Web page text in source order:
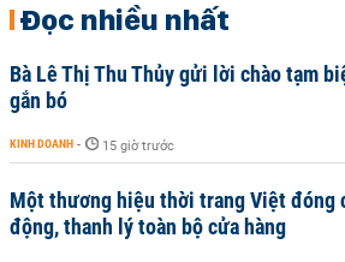
Đọc nhiều nhất
Bà Lê Thị Thu Thủy gửi lời chào tạm
gắn bó
KINH DOANH - 15 giờ trước
Một thương hiệu thời trang Việt đóng
động, thanh lý toàn bộ cửa hàng